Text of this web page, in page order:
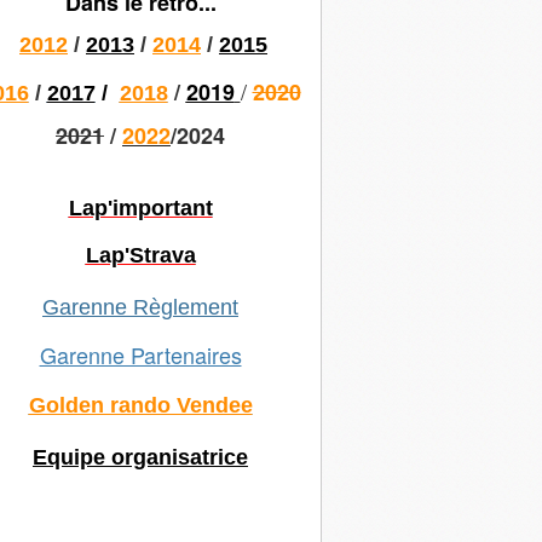
2012 / 2013 / 2014 / 2015
/ 2017/ 2018 / 2019 /2020
2021/2022/2024
Lap'important
Lap'Strava
Garenne Règlement
Garenne Partenaires
Golden rando Vendee
Equipe organisatrice